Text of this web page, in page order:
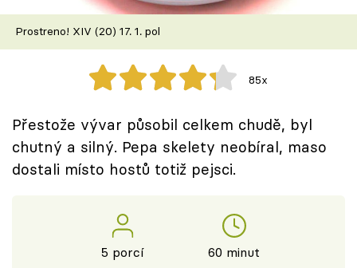
Škola vaření
Recepty z TV
Speciál: Cuketa
Těhotnej kuchař
Sledujte prima+
Prostreno! XIV (20) 17. 1. pol
85x
Přestože vývar působil celkem chudě, byl
chutný a silný. Pepa skelety neobíral, maso
dostali místo hostů totiž pejsci.
5 porcí 60 minut